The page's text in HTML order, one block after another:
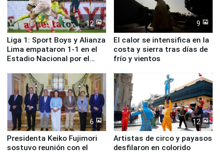
12
Liga 1: Sport Boys y Alianza
Lima empataron 1-1 en el
Estadio Nacional por el
9
El calor se intensifica en la
costa y sierra tras días de
frío y vientos
6
Presidenta Keiko Fujimori
sostuvo reunión con el
12
Artistas de circo y payasos
desfilaron en colorido